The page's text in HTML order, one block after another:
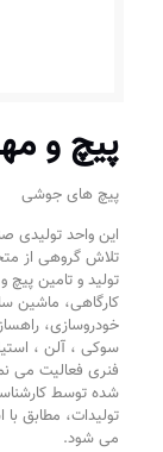
پیچ و
پیچ های جوشی
این واحد تولیدی
تلاش گروهی از
تولید و تامین
کارگاهی، ماشین
خودروسازی،
فنری فعالیت می
شده توسط
تولیدات، مطابق
می شود.